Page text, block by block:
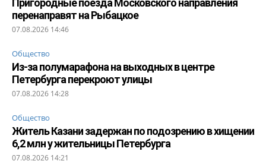
Пригородные поезда Московского направления
перенаправят на Рыбацкое
07.08.2026 14:46
Общество
Из-за полумарафона на выходных в центре
Петербурга перекроют улицы
07.08.2026 14:28
Общество
Житель Казани задержан по подозрению в хищении
6,2 млн у жительницы Петербурга
07.08.2026 14:21